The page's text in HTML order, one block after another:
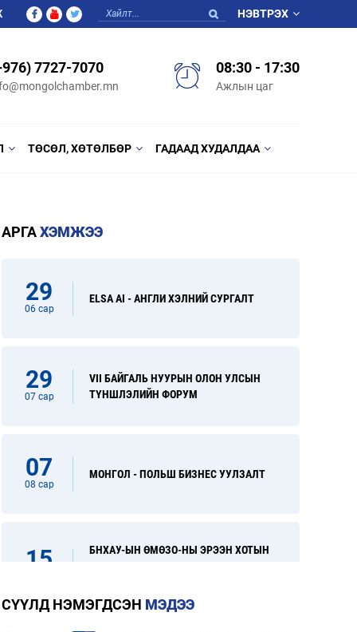
НЭВТРЭХ
7727-7070 08:30 - 17:30
Ажлын цаг
ТӨСӨЛ, ХӨТӨЛБӨР ГАДААД ХУДАЛДАА
АРГАХЭМЖЭЭ
29
06 сар
ELSA AI - АНГЛИ ХЭЛНИЙ СУРГАЛТ
29
07 сар
VII БАЙГАЛЬ НУУРЫН ОЛОН УЛСЫН
ТҮНШЛЭЛИЙН ФОРУМ
07
08 сар
МОНГОЛ - ПОЛЬШ БИЗНЕС УУЛЗАЛТ
15
БНХАУ-ЫН ӨМӨЗО-НЫ ЭРЭЭН ХОТЫН
СҮҮЛД НЭМЭГДСЭН МЭДЭЭ